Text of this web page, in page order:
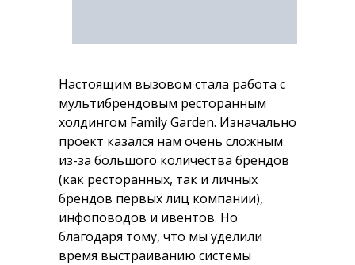
Настоящим вызовом стала работа с
мультибрендовым ресторанным
холдингом Family Garden. Изначально
проект казался нам очень сложным
из-за большого количества брендов
(как ресторанных, так и личных
брендов первых лиц компании),
инфоповодов и ивентов. Но
благодаря тому, что мы уделили
время выстраиванию системы